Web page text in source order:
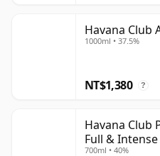
Havana Club
1000ml • 37.5%
NT$1,380 ?
Havana Club
Full &
700ml • 40%